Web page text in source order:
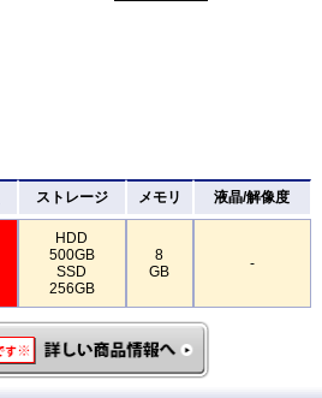
ストレージ メモリ 液晶/解像度
HDD
500GB
SSD
256GB
8
GB
-